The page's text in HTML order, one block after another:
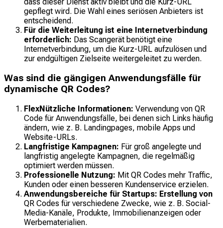
gepflegt wird. Die Wahl eines seriösen Anbieters ist
entscheidend.
Für die Weiterleitung ist eine Internetverbindung
erforderlich: Das Scangerät benötigt eine
Internetverbindung, um die Kurz-URL aufzulösen und
zur endgültigen Zielseite weitergeleitet zu werden.
Was sind die gängigen Anwendungsfälle für
dynamische QR Codes?
FlexNützliche Informationen: Verwendung von QR
Code für Anwendungsfälle, bei denen sich Links häufig
ändern, wie z. B. Landingpages, mobile Apps und
Website-URLs.
Langfristige Kampagnen: Für groß angelegte und
langfristig angelegte Kampagnen, die regelmäßig
optimiert werden müssen.
Professionelle Nutzung: Mit QR Codes mehr Traffic,
Kunden oder einen besseren Kundenservice erzielen.
Anwendungsbereiche für Startups: Erstellung von
QR Codes für verschiedene Zwecke, wie z. B. Social-
Media-Kanäle, Produkte, Immobilienanzeigen oder
Werbematerialien.